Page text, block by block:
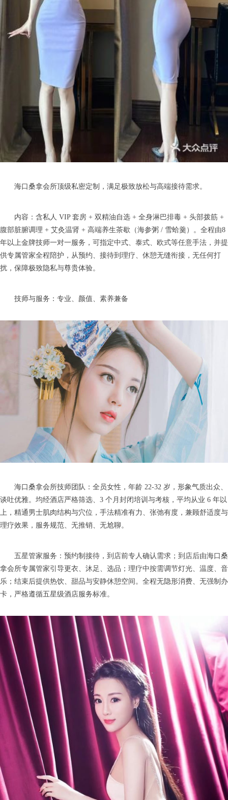
海口桑拿会所顶级私密定制，满足极致放松与高端接待需求。
内容：含私人 VIP 套房 + 双精油自选 + 全身淋巴排毒 + 头部拨筋 +
腹部脏腑调理 + 艾灸温肾 + 高端养生茶歇（海参粥 / 雪蛤羹）。全程由8
年以上金牌技师一对一服务，可指定中式、泰式、欧式等任意手法，并提
供专属管家全程陪护，从预约、接待到理疗、休憩无缝衔接，无任何打
扰，保障极致隐私与尊贵体验。
技师与服务：专业、颜值、素养兼备
海口桑拿会所技师团队：全员女性，年龄 22-32 岁，形象气质出众、
谈吐优雅。均经酒店严格筛选、3 个月封闭培训与考核，平均从业 6 年以
上，精通男士肌肉结构与穴位，手法精准有力、张弛有度，兼顾舒适度与
理疗效果，服务规范、无推销、无尬聊。
五星管家服务：预约制接待，到店前专人确认需求；到店后由海口桑
拿会所专属管家引导更衣、沐足、选品；理疗中按需调节灯光、温度、音
乐；结束后提供热饮、甜品与安静休憩空间。全程无隐形消费、无强制办
卡，严格遵循五星级酒店服务标准。